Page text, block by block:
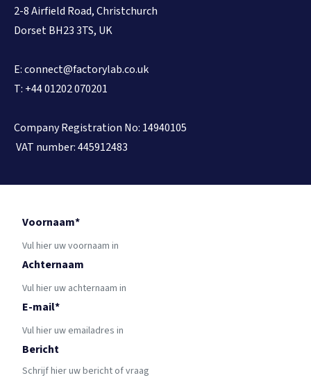
2-8 Airfield Road,Christchurch
Dorset BH23 3TS, UK
E:connect@factorylab.co.uk
T: +44 01202 070201
Company Registration No: 14940105
VAT number: 445912483
Voornaam*
Achternaam
E-mail*
Bericht